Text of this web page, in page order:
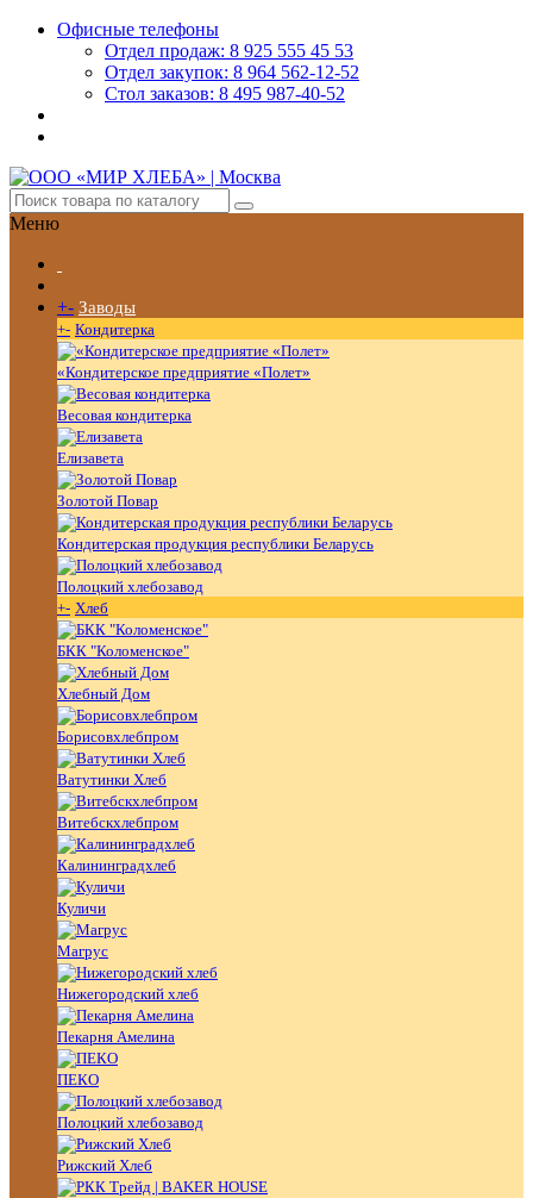
Офисные телефоны
Отдел продаж: 8 925 555 45 53
Отдел закупок: 8 964 562-12-52
Стол заказов: 8 495 987-40-52
Меню
+- Заводы
+- Кондитерка
«Кондитерское предприятие «Полет»
Весовая кондитерка
Елизавета
Золотой Повар
Кондитерская продукция республики Беларусь
Полоцкий хлебозавод
+- Хлеб
БКК "Коломенское"
Хлебный Дом
Борисовхлебпром
Ватутинки Хлеб
Витебскхлебпром
Калининградхлеб
Куличи
Магрус
Нижегородский хлеб
Пекарня Амелина
ПЕКО
Полоцкий хлебозавод
Рижский Хлеб